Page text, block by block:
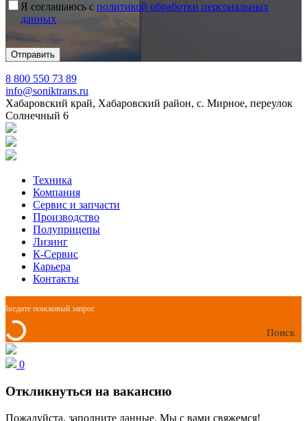
Я соглашаюсь с политикой обработки персональных
данных
8 800 550 73 89
info@soniktrans.ru
Хабаровский край, Хабаровский район, с. Мирное, переулок
Солнечный 6
Техника
Компания
Сервис и запчасти
Производство
Полуприцепы
Лизинг
К-Сервис
Карьера
Контакты
Поиск
0
Откликнуться на вакансию
Пожалуйста, заполните данные. Мы с вами свяжемся!